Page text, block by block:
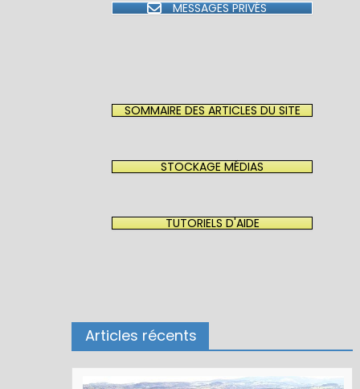
MESSAGES PRIVÉS
SOMMAIRE DES ARTICLES DU SITE
STOCKAGE MÉDIAS
TUTORIELS D'AIDE
Articles récents